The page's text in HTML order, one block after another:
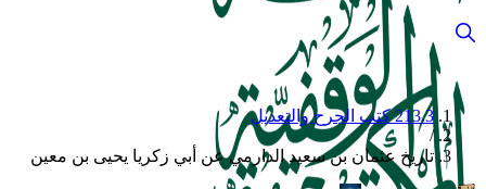
213.3 كتب الجرح والتعديل
/
تاريخ عثمان بن سعيد الدارمي عن أبي زكريا يحيى بن معين